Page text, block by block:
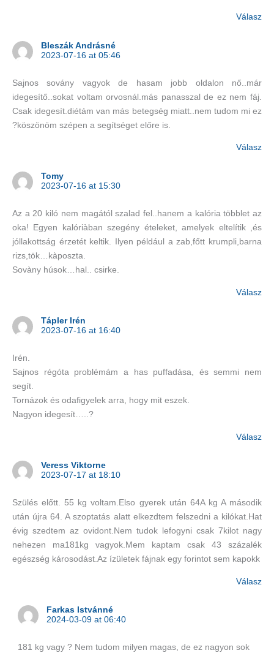
Válasz
Bleszák Andrásné
2023-07-16 at 05:46
Sajnos sovány vagyok de hasam jobb oldalon nő..már
idegesítő..sokat voltam orvosnál.más panasszal de ez nem fáj.
Csak idegesít.diétám van más betegség miatt..nem tudom mi ez
?köszönöm szépen a segítséget előre is.
Válasz
Tomy
2023-07-16 at 15:30
Az a 20 kiló nem magától szalad fel..hanem a kalória többlet az
oka! Egyen kalóriàban szegény ételeket, amelyek eltelítik ,és
jóllakottság érzetét keltik. Ilyen például a zab,főtt krumpli,barna
rizs,tök…kàposzta.
Sovàny húsok…hal.. csirke.
Válasz
Tápler Irén
2023-07-16 at 16:40
Irén.
Sajnos régóta problémám a has puffadása, és semmi nem
segít.
Tornázok és odafigyelek arra, hogy mit eszek.
Nagyon idegesít…..?
Válasz
Veress Viktorne
2023-07-17 at 18:10
Szülés előtt. 55 kg voltam.Elso gyerek után 64A kg A második
után újra 64. A szoptatás alatt elkezdtem felszedni a kilókat.Hat
évig szedtem az ovidont.Nem tudok lefogyni csak 7kilot nagy
nehezen ma181kg vagyok.Mem kaptam csak 43 százalék
egészség károsodást.Az ízületek fájnak egy forintot sem kapokk
Válasz
Farkas Istvánné
2024-03-09 at 06:40
181 kg vagy ? Nem tudom milyen magas, de ez nagyon sok